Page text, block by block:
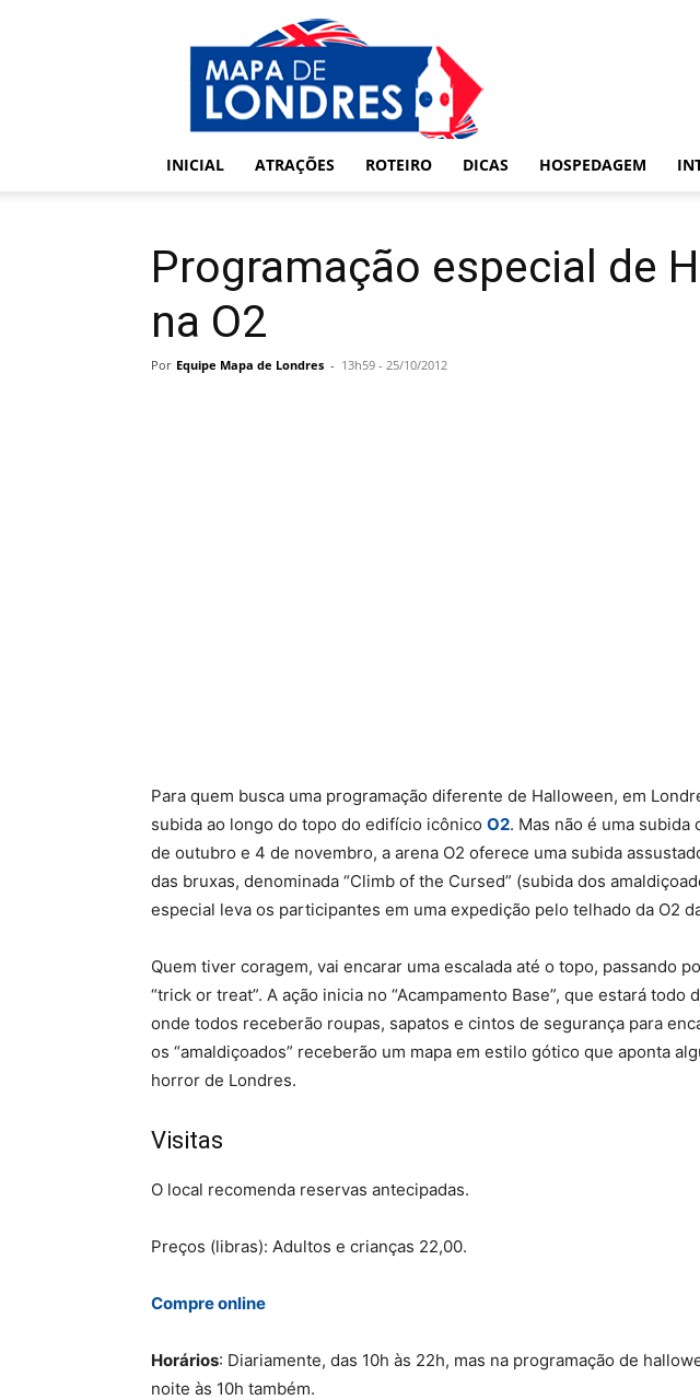
Londres
Mapa
de
Londres
INICIAL
ATRAÇÕES ROTEIRO DICAS HOSPEDAGEM
Programação especial de
na O2
Por Equipe Mapa de Londres - 13h59 - 25/10/2012
Para quem busca uma programação diferente de Halloween, em
subida ao longo do topo do edifício icônico O2. Mas não é uma subida
de outubro e 4 de novembro, a arena O2 oferece uma subida
das bruxas, denominada “Climb of the Cursed” (subida dos
especial leva os participantes em uma expedição pelo telhado da O2
Quem tiver coragem, vai encarar uma escalada até o topo, passando
“trick or treat”. A ação inicia no “Acampamento Base”, que estará todo
onde todos receberão roupas, sapatos e cintos de segurança para
os “amaldiçoados” receberão um mapa em estilo gótico que aponta
horror de Londres.
Visitas
O local recomenda reservas antecipadas.
Preços (libras): Adultos e crianças 22,00.
Compre online
Horários: Diariamente, das 10h às 22h, mas na programação de
noite às 10h também.